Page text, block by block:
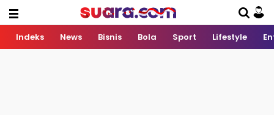
Indeks News Bisnis Bola Sport Lifestyle